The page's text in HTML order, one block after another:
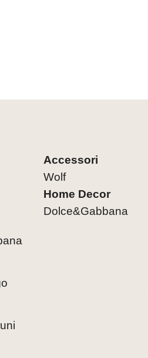
Accessori
Wolf
Home Decor
Dolce&Gabbana